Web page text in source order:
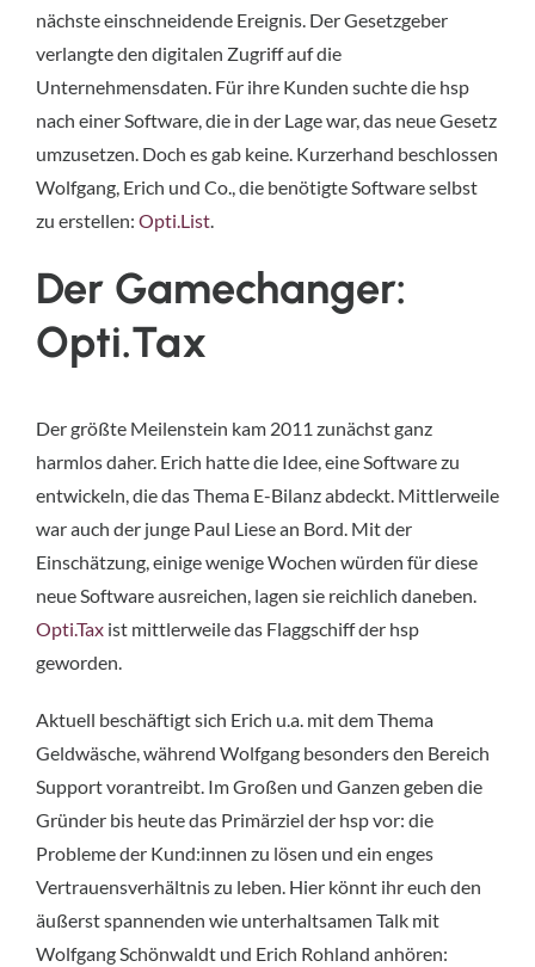
nächste einschneidende Ereignis. Der Gesetzgeber
verlangte den digitalen Zugriff auf die
Unternehmensdaten. Für ihre Kunden suchte die hsp
nach einer Software, die in der Lage war, das neue Gesetz
umzusetzen. Doch es gab keine. Kurzerhand beschlossen
Wolfgang, Erich und Co., die benötigte Software selbst
zu erstellen: Opti.List
Der Gamechanger:
Opti.Tax
Der größte Meilenstein kam 2011 zunächst ganz
harmlos daher. Erich hatte die Idee, eine Software zu
entwickeln, die das Thema E-Bilanz abdeckt. Mittlerweile
war auch der junge Paul Liese an Bord. Mit der
Einschätzung, einige wenige Wochen würden für diese
neue Software ausreichen, lagen sie reichlich daneben.
Opti.Tax ist mittlerweile das Flaggschiff der hsp
geworden.
Aktuell beschäftigt sich Erich u.a. mit dem Thema
Geldwäsche, während Wolfgang besonders den Bereich
Support vorantreibt. Im Großen und Ganzen geben die
Gründer bis heute das Primärziel der hsp vor: die
Probleme der Kund:innen zu lösen und ein enges
Vertrauensverhältnis zu leben. Hier könnt ihr euch den
äußerst spannenden wie unterhaltsamen Talk mit
Wolfgang Schönwaldt und Erich Rohland anhören: